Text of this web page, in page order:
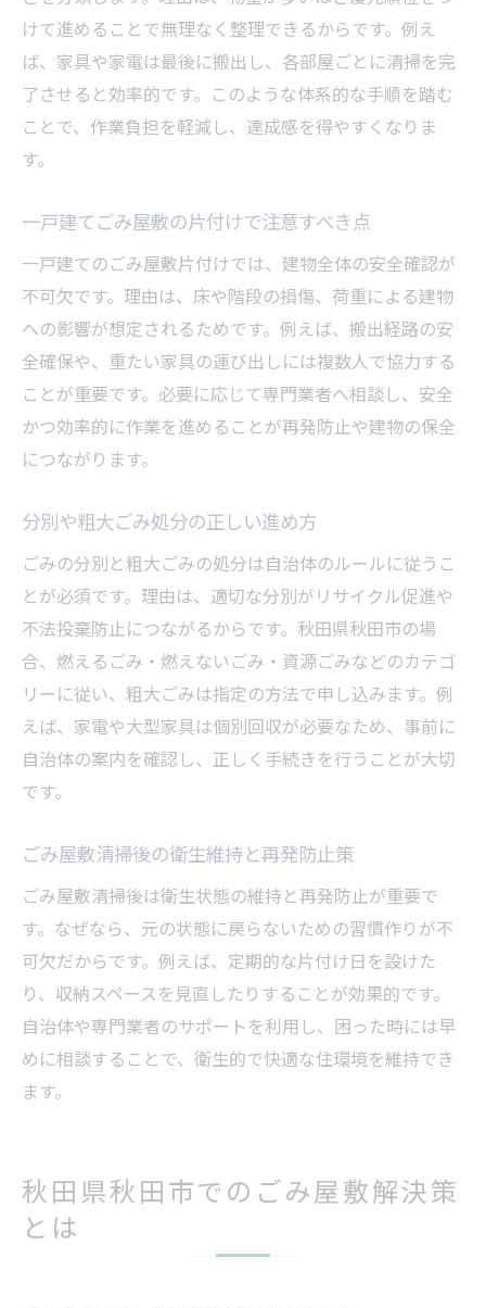
けて進めることで無理なく整理できるからです。例え
ば、家具や家電は最後に搬出し、各部屋ごとに清掃を完
了させると効率的です。このような体系的な手順を踏む
ことで、作業負担を軽減し、達成感を得やすくなりま
す。
一戸建てごみ屋敷の片付けで注意すべき点
一戸建てのごみ屋敷片付けでは、建物全体の安全確認が
不可欠です。理由は、床や階段の損傷、荷重による建物
への影響が想定されるためです。例えば、搬出経路の安
全確保や、重たい家具の運び出しには複数人で協力する
ことが重要です。必要に応じて専門業者へ相談し、安全
かつ効率的に作業を進めることが再発防止や建物の保全
につながります。
分別や粗大ごみ処分の正しい進め方
ごみの分別と粗大ごみの処分は自治体のルールに従うこ
とが必須です。理由は、適切な分別がリサイクル促進や
不法投棄防止につながるからです。秋田県秋田市の場
合、燃えるごみ・燃えないごみ・資源ごみなどのカテゴ
リーに従い、粗大ごみは指定の方法で申し込みます。例
えば、家電や大型家具は個別回収が必要なため、事前に
自治体の案内を確認し、正しく手続きを行うことが大切
です。
ごみ屋敷清掃後の衛生維持と再発防止策
ごみ屋敷清掃後は衛生状態の維持と再発防止が重要で
す。なぜなら、元の状態に戻らないための習慣作りが不
可欠だからです。例えば、定期的な片付け日を設けた
り、収納スペースを見直したりすることが効果的です。
自治体や専門業者のサポートを利用し、困った時には早
めに相談することで、衛生的で快適な住環境を維持でき
ます。
秋田県秋田市でのごみ屋敷解決策
とは